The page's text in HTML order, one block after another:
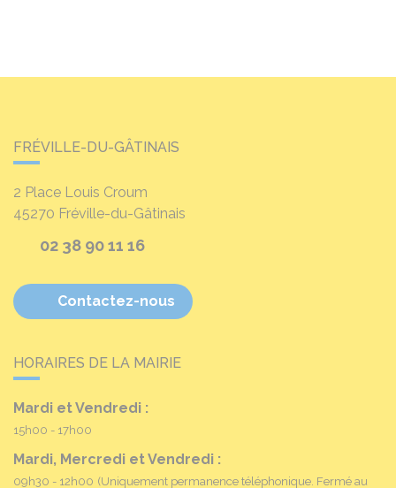
FRÉVILLE-DU-GÂTINAIS
2 Place Louis Croum
45270 Fréville-du-Gâtinais
02 38 90 11 16
Contactez-nous
HORAIRES DE LA MAIRIE
Mardi et Vendredi :
15h00 - 17h00
Mardi, Mercredi et Vendredi :
09h30 - 12h00 (Uniquement permanence téléphonique. Fermé au